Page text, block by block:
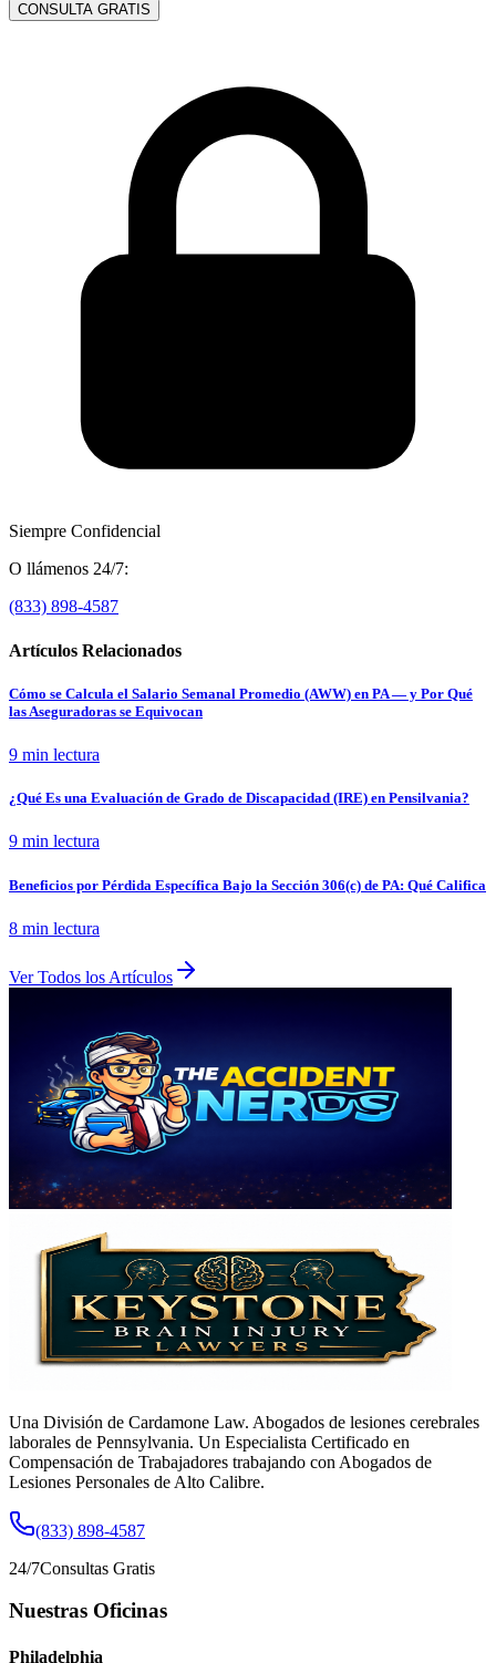
CONSULTA GRATIS
Siempre Confidencial
O llámenos 24/7:
(833) 898-4587
Artículos Relacionados
Cómo se Calcula el Salario Semanal Promedio (AWW) en PA — y Por Qué
las Aseguradoras se Equivocan
9 min lectura
¿Qué Es una Evaluación de Grado de Discapacidad (IRE) en Pensilvania?
9 min lectura
Beneficios por Pérdida Específica Bajo la Sección 306(c) de PA: Qué Califica
8 min lectura
Ver Todos los Artículos
Una División de Cardamone Law. Abogados de lesiones cerebrales
laborales de Pennsylvania. Un Especialista Certificado en
Compensación de Trabajadores trabajando con Abogados de
Lesiones Personales de Alto Calibre.
(833) 898-4587
24/7Consultas Gratis
Nuestras Oficinas
Philadelphia